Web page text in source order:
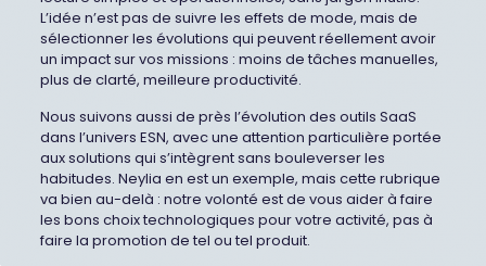
L’idée n’est pas de suivre les effets de mode, mais de
sélectionner les évolutions qui peuvent réellement avoir
un impact sur vos missions : moins de tâches manuelles,
plus de clarté, meilleure productivité.
Nous suivons aussi de près l’évolution des outils SaaS
dans l’univers ESN, avec une attention particulière portée
aux solutions qui s’intègrent sans bouleverser les
habitudes. Neylia en est un exemple, mais cette rubrique
va bien au-delà : notre volonté est de vous aider à faire
les bons choix technologiques pour votre activité, pas à
faire la promotion de tel ou tel produit.